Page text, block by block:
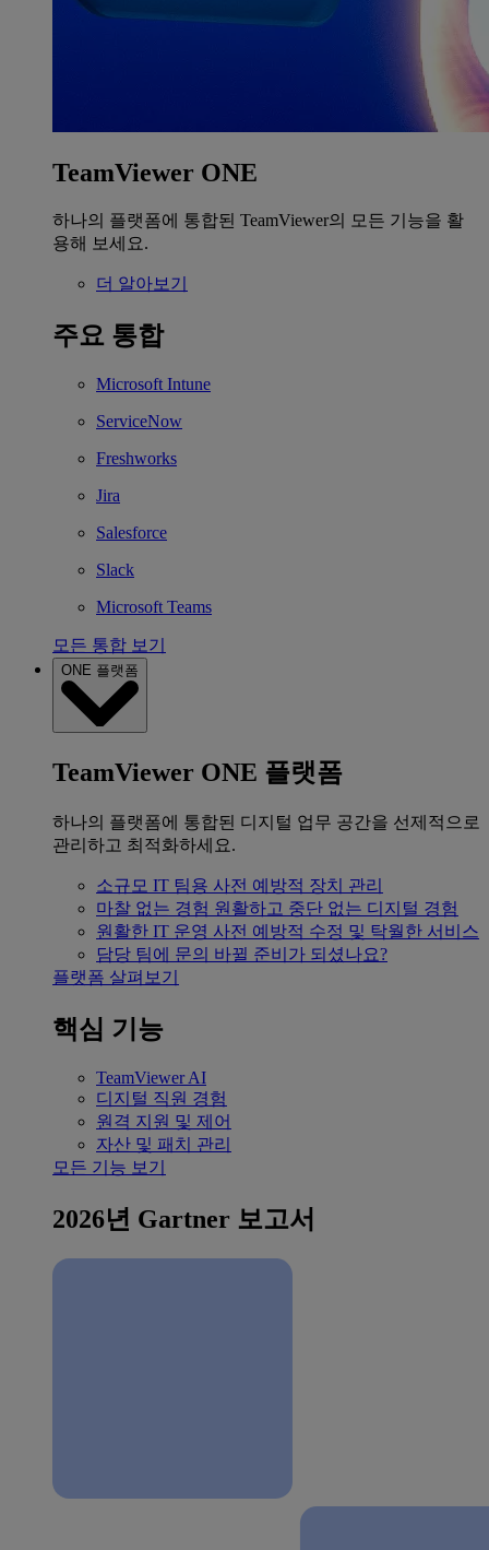
TeamViewer ONE
하나의 플랫폼에 통합된 TeamViewer의 모든 기능을 활
용해 보세요.
더 알아보기
주요 통합
Microsoft Intune
ServiceNow
Freshworks
Jira
Salesforce
Slack
Microsoft Teams
모든 통합 보기
ONE 플랫폼
TeamViewer ONE 플랫폼
하나의 플랫폼에 통합된 디지털 업무 공간을 선제적으로
관리하고 최적화하세요.
소규모 IT 팀용 사전 예방적 장치 관리
마찰 없는 경험 원활하고 중단 없는 디지털 경험
원활한 IT 운영 사전 예방적 수정 및 탁월한 서비스
담당 팀에 문의 바뀔 준비가 되셨나요?
플랫폼 살펴보기
핵심 기능
TeamViewer AI
디지털 직원 경험
원격 지원 및 제어
자산 및 패치 관리
모든 기능 보기
2026년 Gartner 보고서